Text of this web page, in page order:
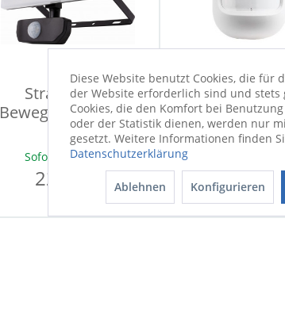
Strahler mit
Bewegungsmelder
Sofort verfügbar
22,00 €
Funk-
weiß
17,90 €
Diese Website benutzt Cookies, die für
der Website erforderlich sind und stets
Cookies, die den Komfort bei
oder der Statistik dienen, werden nur
gesetzt. Weitere Informationen finden
Datenschutzerklärung
Ablehnen Konfigurieren